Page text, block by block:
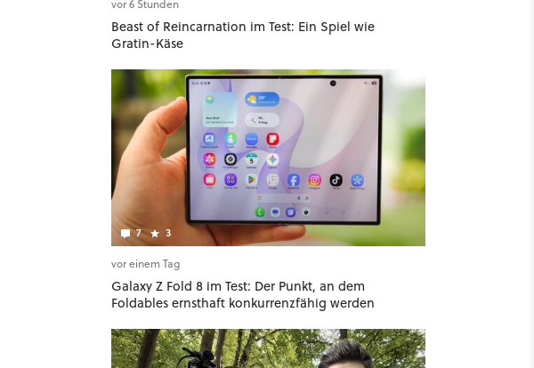
vor 6 Stunden
Beast of Reincarnation im Test: Ein Spiel wie
Gratin-Käse
7 3
vor einem Tag
Galaxy Z Fold 8 im Test: Der Punkt, an dem
Foldables ernsthaft konkurrenzfähig werden